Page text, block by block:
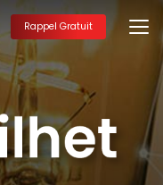
Rappel Gratuit